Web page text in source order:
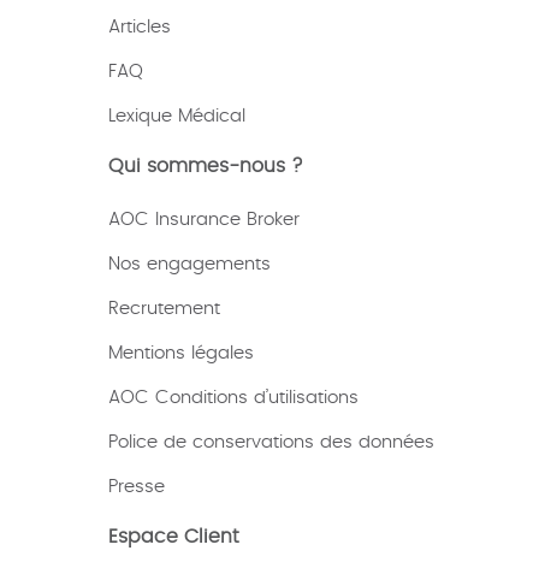
Articles
FAQ
Lexique Médical
Qui sommes-nous ?
AOC Insurance Broker
Nos engagements
Recrutement
Mentions légales
AOC Conditions d’utilisations
Police de conservations des données
Presse
Espace Client